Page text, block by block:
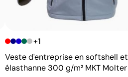
+1
Veste d'entreprise en softshell et
élasthanne 300 g/m² MKT Molter